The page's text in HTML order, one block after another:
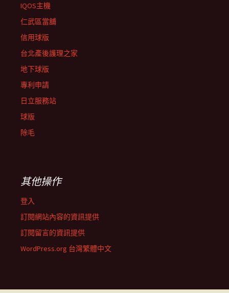
IQOS主機
仁武區當舖
信用球版
台北產後護理之家
地下球版
專利申請
日立服務站
球版
除毛
其他操作
登入
訂閱網站內容的資訊提供
訂閱留言的資訊提供
WordPress.org 台灣繁體中文